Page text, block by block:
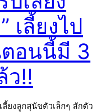
เลี้ยงไป
ตอนนี้มี 3
ว!!
ลี้ยงลูกสุนัขตัวเล็กๆ สักตัว